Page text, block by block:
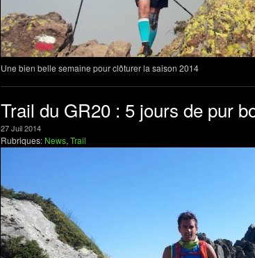
Une bien belle semaine pour clôturer la saison 2014
Trail du GR20 : 5 jours de pur
27Juil2014
Rubriques: News, Trail